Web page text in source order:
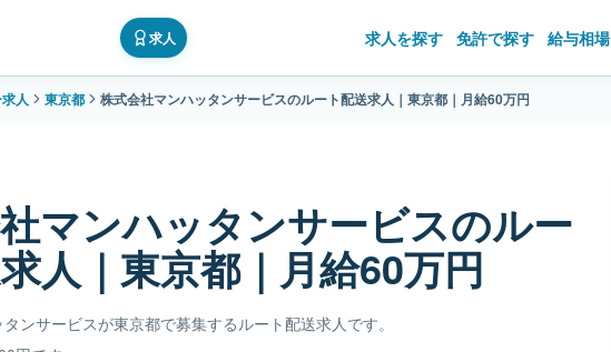
求人 求人を探す 免許で探す 給与相場
人 東京都 株式会社マンハッタンサービスのルート配送求人｜東京都｜月給60万円
マンハッタンサービスのルー
人｜東京都｜月給60万円
ンサービスが東京都で募集するルート配送求人です。